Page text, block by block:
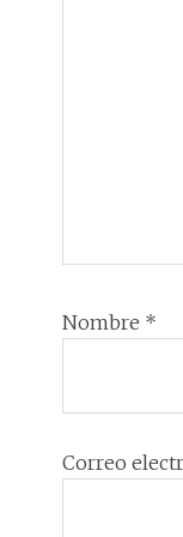
Nombre *
Correo